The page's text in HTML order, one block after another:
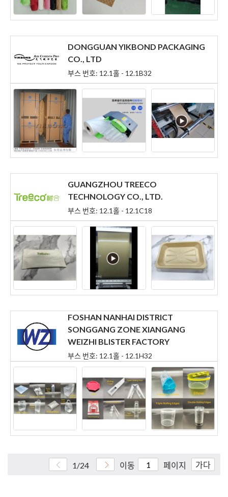
DONGGUAN YIKBOND PACKAGING
CO., LTD
부스 번호: 12.1홀 - 12.1B32
GUANGZHOU TREECO
TECHNOLOGY CO., LTD.
부스 번호: 12.1홀 - 12.1C18
FOSHAN NANHAI DISTRICT
SONGGANG ZONE XIANGANG
WEIZHI BLISTER FACTORY
부스 번호: 12.1홀 - 12.1H32
1/24 이동 페이지 가다